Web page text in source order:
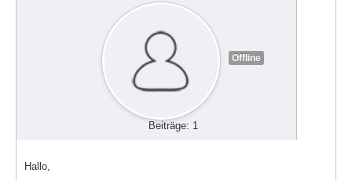
Offline
Beiträge: 1
Hallo,